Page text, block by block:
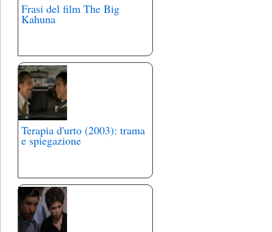
Frasi del film The Big
Kahuna
Terapia d'urto (2003): trama
e spiegazione